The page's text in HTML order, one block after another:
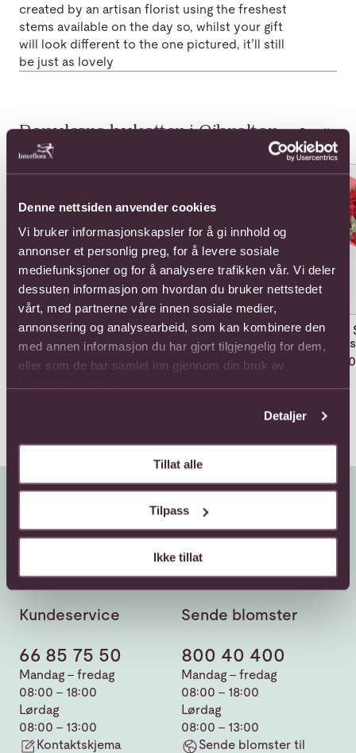
Denne nettsiden anvender cookies
Vi bruker informasjonskapsler for å gi innhold og
annonser et personlig preg, for å levere sosiale
mediefunksjoner og for å analysere trafikken vår. Vi deler
dessuten informasjon om hvordan du bruker nettstedet
vårt, med partnerne våre innen sosiale medier,
annonsering og analysearbeid, som kan kombinere den
med annen informasjon du har gjort tilgjengelig for dem,
eller som de har samlet inn gjennom din bruk av
Detaljer
Tillat alle
Tilpass
Ikke tillat
created by an artisan florist using the freshest
stems available on the day so, whilst your gift
will look different to the one pictured, it’ll still
be just as lovely
Populære buketter i Gibraltar Se alle
12 Long Stem Roses.
1078,-
24 Rose Bouquet
1771,-
Kundeservice
66 85 75 50
Mandag - fredag
08:00 - 18:00
Lørdag
08:00 - 13:00
Kontaktskjema
Sende blomster
800 40 400
Mandag - fredag
08:00 - 18:00
Lørdag
08:00 - 13:00
Sende blomster til